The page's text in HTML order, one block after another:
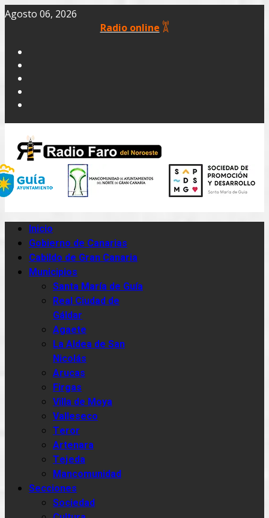
Agosto 06, 2026
Radio online
Inicio
Gobierno de Canarias
Cabildo de Gran Canaria
Municipios
Santa María de Guía
Real Ciudad de
Gáldar
Agaete
La Aldea de San
Nicolás
Arucas
Firgas
Villa de Moya
Valleseco
Teror
Artenara
Tejeda
Mancomunidad
Secciones
Sociedad